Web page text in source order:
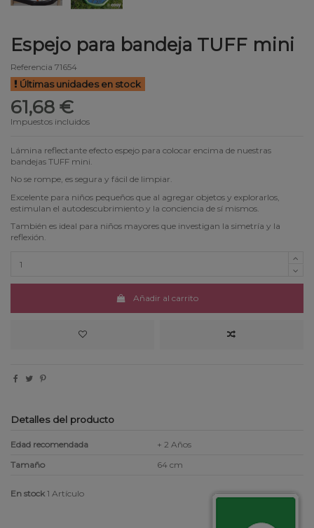
Espejo para bandeja TUFF mini
Referencia 71654
Últimas unidades en stock
61,68 €
Impuestos incluidos
Lámina reflectante efecto espejo para colocar encima de nuestras
bandejas TUFF mini.
No se rompe, es segura y fácil de limpiar.
Excelente para niños pequeños que al agregar objetos y explorarlos,
estimulan el autodescubrimiento y la conciencia de sí mismos.
También es ideal para niños mayores que investigan la simetría y la
reflexión.
Añadir al carrito
Detalles del producto
Edad recomendada
+ 2 Años
Tamaño
64 cm
En stock 1 Artículo